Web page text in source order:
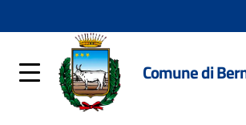
Comune di